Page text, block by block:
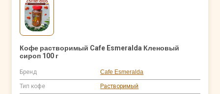
Кофе растворимый Cafe Esmeralda Кленовый
сироп 100 г
Бренд Cafe Esmeralda
Тип кофе Растворимый